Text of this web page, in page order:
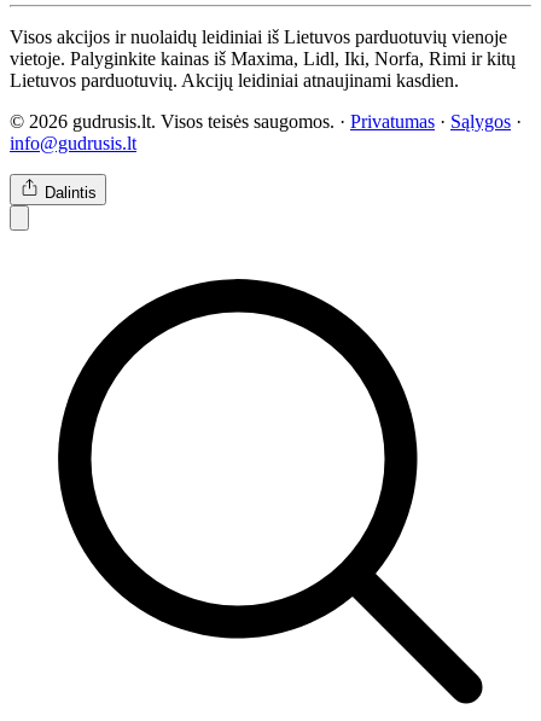
Visos akcijos ir nuolaidų leidiniai iš Lietuvos parduotuvių vienoje
vietoje. Palyginkite kainas iš Maxima, Lidl, Iki, Norfa, Rimi ir kitų
Lietuvos parduotuvių. Akcijų leidiniai atnaujinami kasdien.
© 2026 gudrusis.lt. Visos teisės saugomos. · Privatumas · Sąlygos ·
info@gudrusis.lt
Dalintis